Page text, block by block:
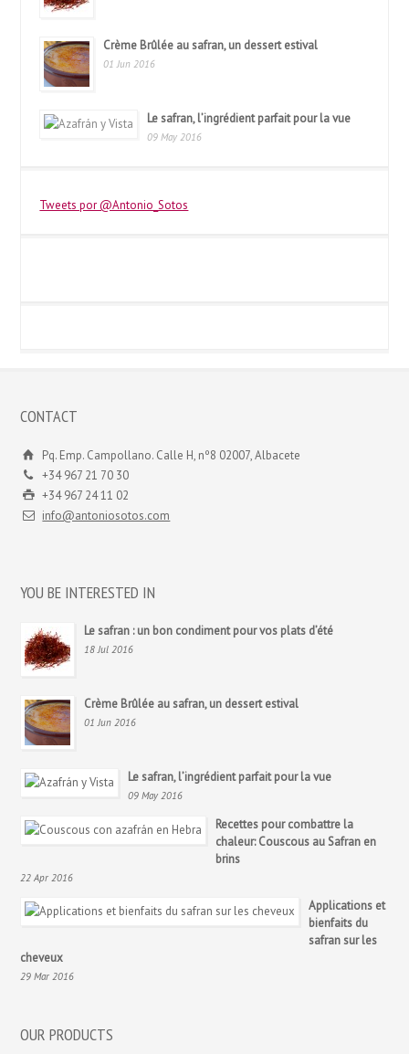
Crème Brûlée au safran, un dessert estival
01 Jun 2016
Le safran, l’ingrédient parfait pour la vue
09 May 2016
Tweets por @Antonio_Sotos
CONTACT
Pq. Emp. Campollano. Calle H, nº8 02007, Albacete
+34 967 21 70 30
+34 967 24 11 02
info@antoniosotos.com
YOU BE INTERESTED IN
Le safran : un bon condiment pour vos plats d’été
18 Jul 2016
Crème Brûlée au safran, un dessert estival
01 Jun 2016
Le safran, l’ingrédient parfait pour la vue
09 May 2016
Recettes pour combattre la
chaleur: Couscous au Safran en
brins
22 Apr 2016
Applications et
bienfaits du
safran sur les
cheveux
29 Mar 2016
OUR PRODUCTS